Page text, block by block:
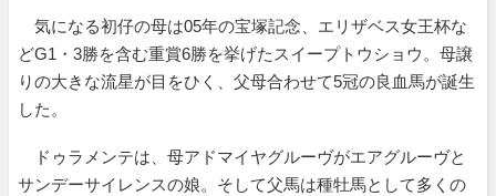
気になる初仔の母は05年の宝塚記念、エリザベス女王杯な
どG1・3勝を含む重賞6勝を挙げたスイープトウショウ。母譲
りの大きな流星が目をひく、父母合わせて5冠の良血馬が誕生
した。
ドゥラメンテは、母アドマイヤグルーヴがエアグルーヴと
サンデーサイレンスの娘。そして父馬は種牡馬として多くの